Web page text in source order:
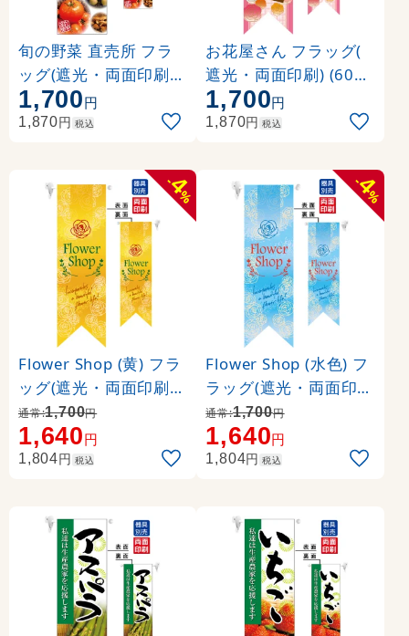
旬の野菜 直売所 フラ
ッグ(遮光・両面印刷) (
61230)
1,700円
1,870円 税込
お花屋さん フラッグ(
遮光・両面印刷) (6069
)
1,700円
1,870円 税込
-
4
%
Flower Shop (黄) フラ
ッグ(遮光・両面印刷) (
6070)
通常:1,700円
1,640円
1,804円 税込
-
4
%
Flower Shop (水色) フ
ラッグ(遮光・両面印刷
) (6073)
通常:1,700円
1,640円
1,804円 税込